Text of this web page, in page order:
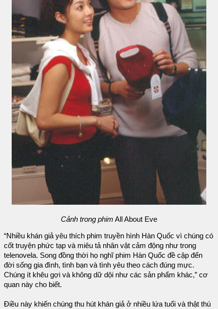
Cảnh trong phim All About Eve
“Nhiều khán giả yêu thích phim truyền hình Hàn Quốc vì chúng có
cốt truyện phức tạp và miêu tả nhân vật cảm động như trong
telenovela. Song đồng thời họ nghĩ phim Hàn Quốc đề cập đến
đời sống gia đình, tình bạn và tình yêu theo cách đúng mực.
Chúng ít khêu gợi và không dữ dội như các sản phẩm khác,” cơ
quan này cho biết.
Điều này khiến chúng thu hút khán giả ở nhiều lứa tuổi và thật thú